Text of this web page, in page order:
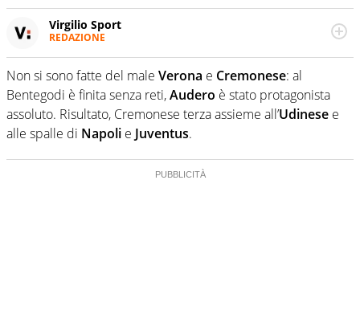
Virgilio Sport
REDAZIONE
appassionato su tutto il mondo dello sport. Calcio,
calciomercato, F1, Motomondiale ma anche tennis,
volley, basket: su Virgilio Sport i tifosi e gli appassionati
sanno che troveranno sempre copertura completa e
zero faziosità. La squadra di Virgilio Sport è formata da
giornalisti ed esperti di sport abili sia nel gioco di
rimessa quando intercettano le notizie e le rilanciano
verso la rete, sia nella costruzione dal basso quando
Non si sono fatte del male Verona e Cremonese: al
Bentegodi è finita senza reti,Audero è stato protagonista
assoluto. Risultato, Cremonese terza assieme all’Udinese e
alle spalle di Napoli e Juventus.